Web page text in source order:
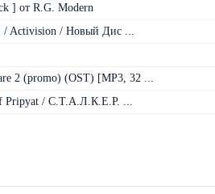
] от R.G. Modern
/ Activision / Новый Дис ...
2 (promo) (OST) [MP3, 32 ...
Pripyat / С.Т.А.Л.К.Е.Р. ...